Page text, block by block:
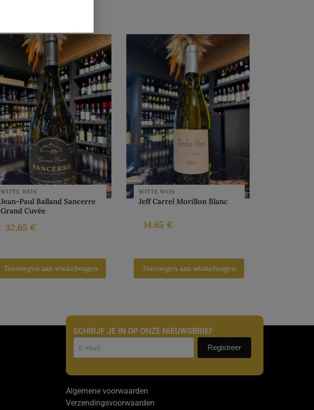
WITTE WIJN
Jean-Paul Balland Sancerre
Grand Cuvée
32.65 €
Toevoegen aan winkelwagen
WITTE WIJN
Jeff Carrel Morillon Blanc
14.65 €
Toevoegen aan winkelwagen
SCHRIJF JE IN OP ONZE NIEUWSBRIEF
Nieuwsbrief Registreer
Algemene voorwaarden
Verzendingsvoorwaarden